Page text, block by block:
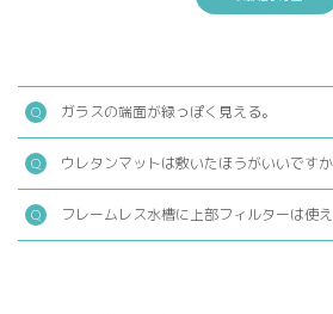
ガラスの端面が緑っぽく見える。
ウレタンマットは敷いたほうがいいですか
フレームレス水槽に上部フィルターは使え